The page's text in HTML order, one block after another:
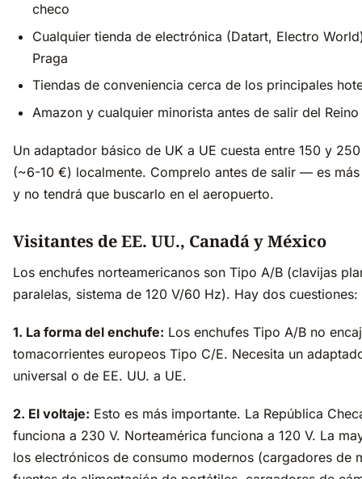
checo
Cualquier tienda de electrónica (Datart, Electro
Praga
Tiendas de conveniencia cerca de los principales
Amazon y cualquier minorista antes de salir del
Un adaptador básico de UK a UE cuesta entre 150 y
(~6-10 €) localmente. Comprelo antes de salir — es
y no tendrá que buscarlo en el aeropuerto.
Visitantes de EE. UU., Canadá y México
Los enchufes norteamericanos son Tipo A/B (clavijas
paralelas, sistema de 120 V/60 Hz). Hay dos cuestiones:
1. La forma del enchufe: Los enchufes Tipo A/B no
tomacorrientes europeos Tipo C/E. Necesita un
universal o de EE. UU. a UE.
2. El voltaje: Esto es más importante. La República
funciona a 230 V. Norteamérica funciona a 120 V. La
los electrónicos de consumo modernos (cargadores de